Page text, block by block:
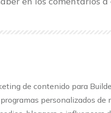
de contenido para
personalizados de